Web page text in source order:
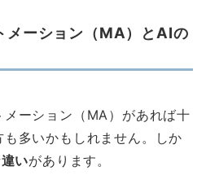
メーション（MA）とAIの
メーション（MA）があれば十
多いかもしれません。しか
いがあります。